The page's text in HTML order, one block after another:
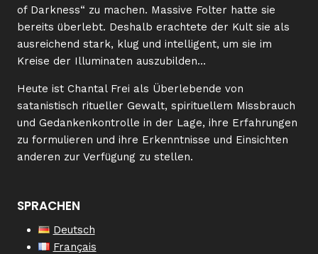
of Darkness“ zu machen. Massive Folter hatte sie
bereits überlebt. Deshalb erachtete der Kult sie als
ausreichend stark, klug und intelligent, um sie im
Kreise der Illuminaten auszubilden…
Heute ist Chantal Frei als Überlebende von
satanistisch ritueller Gewalt, spirituellem Missbrauch
und Gedankenkontrolle in der Lage, ihre Erfahrungen
zu formulieren und ihre Erkenntnisse und Einsichten
anderen zur Verfügung zu stellen.
SPRACHEN
Deutsch
Français